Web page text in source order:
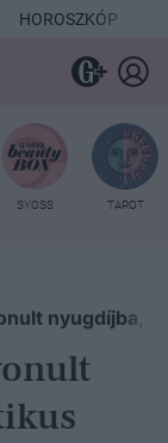
HOROSZKÓP
SYOSS TAROT
nyugdíjba,